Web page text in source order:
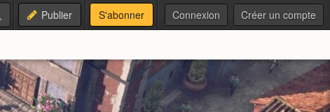
Publier S'abonner Connexion Créer un compte